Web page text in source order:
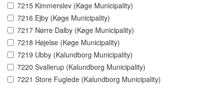
7215 Kimmerslev (Køge Municipality)
7216 Ejby (Køge Municipality)
7217 Nørre Dalby (Køge Municipality)
7218 Højelse (Køge Municipality)
7219 Ubby (Kalundborg Municipality)
7220 Svallerup (Kalundborg Municipality)
7221 Store Fuglede (Kalundborg Municipality)